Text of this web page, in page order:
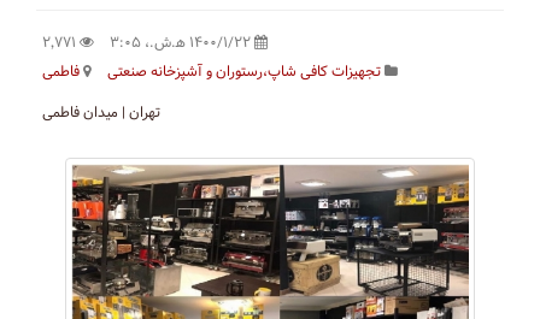
تجهيزات كافى شاپ،رستوران و آشپزخانه صنعتى
فاطمی
تهران | میدان فاطمی